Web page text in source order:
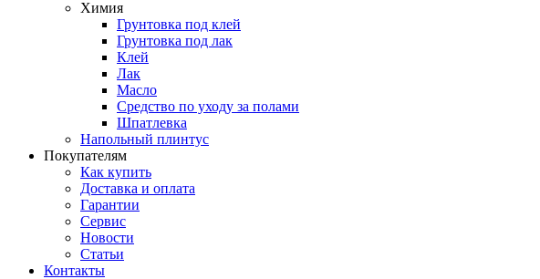
Химия
Грунтовка под клей
Грунтовка под лак
Клей
Лак
Масло
Средство по уходу за полами
Шпатлевка
Напольный плинтус
Покупателям
Как купить
Доставка и оплата
Гарантии
Сервис
Новости
Статьи
Контакты